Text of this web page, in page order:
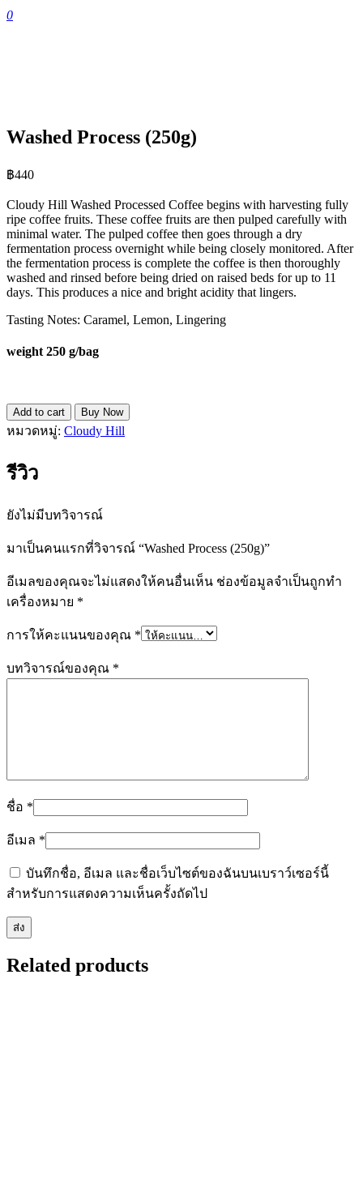
0
Washed Process (250g)
฿440
Cloudy Hill Washed Processed Coffee begins with harvesting fully
ripe coffee fruits. These coffee fruits are then pulped carefully with
minimal water. The pulped coffee then goes through a dry
fermentation process overnight while being closely monitored. After
the fermentation process is complete the coffee is then thoroughly
washed and rinsed before being dried on raised beds for up to 11
days. This produces a nice and bright acidity that lingers.
Tasting Notes: Caramel, Lemon, Lingering
weight 250 g/bag
Add to cart Buy Now
หมวดหมู่: Cloudy Hill
รีวิว
ยังไม่มีบทวิจารณ์
มาเป็นคนแรกที่วิจารณ์ “Washed Process (250g)”
อีเมลของคุณจะไม่แสดงให้คนอื่นเห็น ช่องข้อมูลจำเป็นถูกทำ
เครื่องหมาย *
การให้คะแนนของคุณ *
บทวิจารณ์ของคุณ *
ชื่อ *
อีเมล *
บันทึกชื่อ, อีเมล และชื่อเว็บไซต์ของฉันบนเบราว์เซอร์นี้
สำหรับการแสดงความเห็นครั้งถัดไป
Related products